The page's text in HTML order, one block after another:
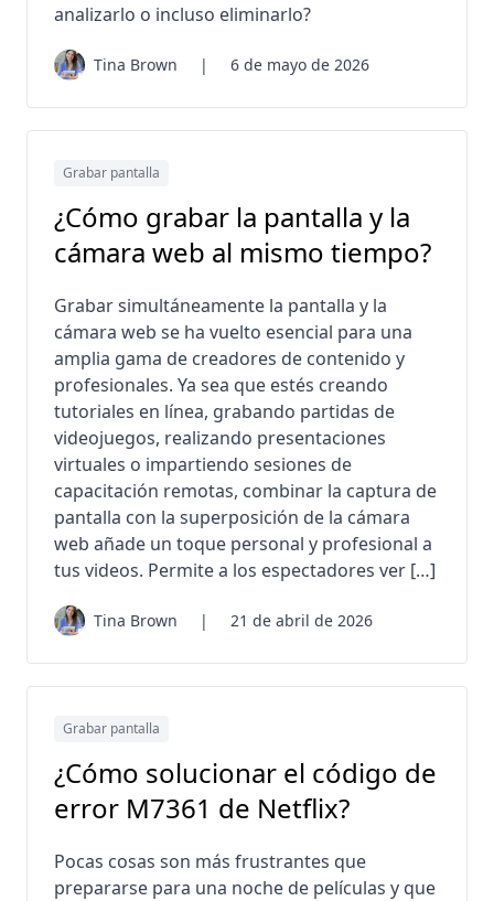
analizarlo o incluso eliminarlo?
Tina Brown | 6 de mayo de 2026
Grabar pantalla
¿Cómo grabar la pantalla y la
cámara web al mismo tiempo?
Grabar simultáneamente la pantalla y la
cámara web se ha vuelto esencial para una
amplia gama de creadores de contenido y
profesionales. Ya sea que estés creando
tutoriales en línea, grabando partidas de
videojuegos, realizando presentaciones
virtuales o impartiendo sesiones de
capacitación remotas, combinar la captura de
pantalla con la superposición de la cámara
web añade un toque personal y profesional a
tus videos. Permite a los espectadores ver […]
Tina Brown | 21 de abril de 2026
Grabar pantalla
¿Cómo solucionar el código de
error M7361 de Netflix?
Pocas cosas son más frustrantes que
prepararse para una noche de películas y que